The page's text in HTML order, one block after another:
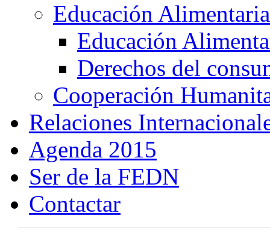
Educación Alimentaria
Educación
Derechos del
Cooperación
Relaciones
Agenda 2015
Ser de la FEDN
Contactar